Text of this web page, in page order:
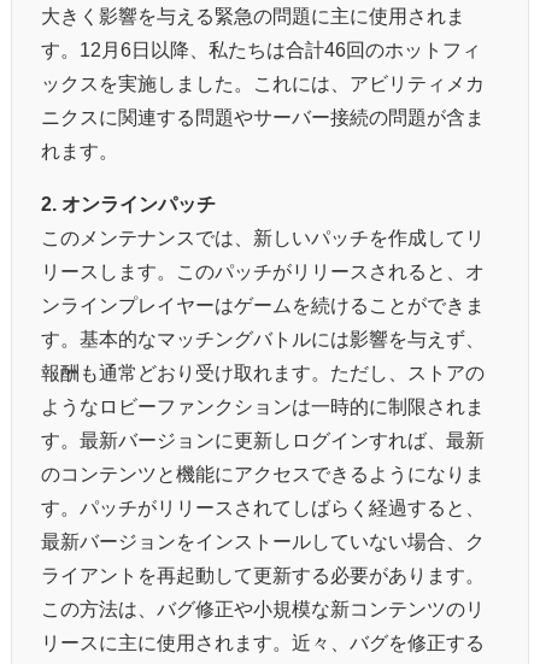
大きく影響を与える緊急の問題に主に使用されま
す。12月6日以降、私たちは合計46回のホットフィ
ックスを実施しました。これには、アビリティメカ
ニクスに関連する問題やサーバー接続の問題が含ま
れます。
2. オンラインパッチ
このメンテナンスでは、新しいパッチを作成してリ
リースします。このパッチがリリースされると、オ
ンラインプレイヤーはゲームを続けることができま
す。基本的なマッチングバトルには影響を与えず、
報酬も通常どおり受け取れます。ただし、ストアの
ようなロビーファンクションは一時的に制限されま
す。最新バージョンに更新しログインすれば、最新
のコンテンツと機能にアクセスできるようになりま
す。パッチがリリースされてしばらく経過すると、
最新バージョンをインストールしていない場合、ク
ライアントを再起動して更新する必要があります。
この方法は、バグ修正や小規模な新コンテンツのリ
リースに主に使用されます。近々、バグを修正する